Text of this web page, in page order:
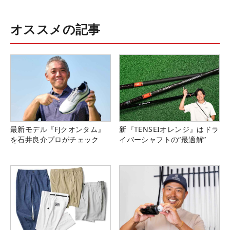
オススメの記事
最新モデル『FJクオンタム』
を石井良介プロがチェック
新『TENSEIオレンジ』はドラ
イバーシャフトの“最適解”